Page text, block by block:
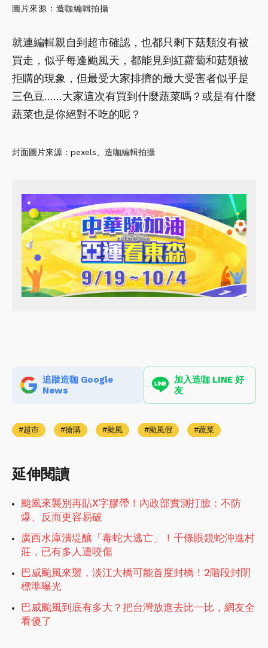
圖片來源： 造咖編輯拍攝
就連編輯親自到超市確認，也都只剩下菇類沒有被
買走，似乎每逢颱風天，都能見到紅蘿蔔和菇類被
拒購的現象，但最受大家排擠的最大受害者似乎是
三色豆……大家這次有買到什麼蔬菜嗎？或是有什麼
蔬菜也是你絕對不吃的呢？
封面圖片來源：pexels、造咖編輯拍攝
追蹤造咖 Google
News
加入造咖 LINE 好
友
超市 搶購 颱風 颱風假 蔬菜
延伸閱讀
颱風來襲別再貼X字膠帶！內政部實測打臉：不防
爆、反而更容易破
廣西水庫潰堤釀「毒蛇大逃亡」！千條眼鏡蛇沖進村
莊，已有多人遭咬傷
巴威颱風來襲，淡江大橋可能首度封橋！2階段封閉
標準曝光
巴威颱風到底有多大？把台灣放進去比一比，網友全
看傻了